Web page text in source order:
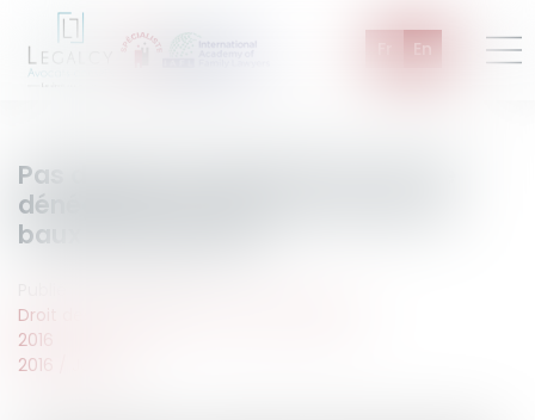
En
Pas de mise en demeure en cas de
dénégation du droit au statut des
baux commerciaux.
Droit des affaires et de la consommation
2016
2016